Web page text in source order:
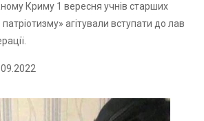
Криму 1 вересня учнів старших
патріотизму» агітували вступати до лав